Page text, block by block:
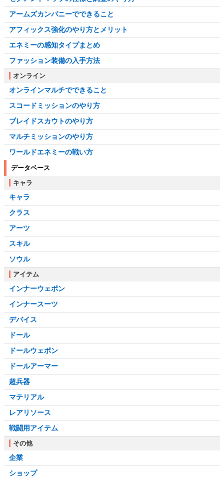
アームズカンパニーでできること
アフィックス強化のやり方とメリット
エネミーの感知タイプまとめ
ファッション装備の入手方法
オンライン
オンラインマルチでできること
スコードミッションのやり方
ブレイドスカウトのやり方
マルチミッションのやり方
ワールドエネミーの戦い方
データベース
キャラ
キャラ
クラス
アーツ
スキル
ソウル
アイテム
インナーウェポン
インナースーツ
デバイス
ドール
ドールウェポン
ドールアーマー
超兵器
マテリアル
レアリソース
戦闘用アイテム
その他
企業
ショップ